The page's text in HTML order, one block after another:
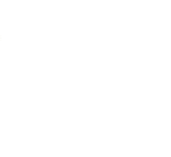
Light Pink Sand